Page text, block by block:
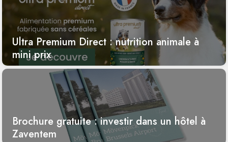
Ultra Premium Direct : nutrition animale à
mini prix
Brochure gratuite : investir dans un hôtel à
Zaventem